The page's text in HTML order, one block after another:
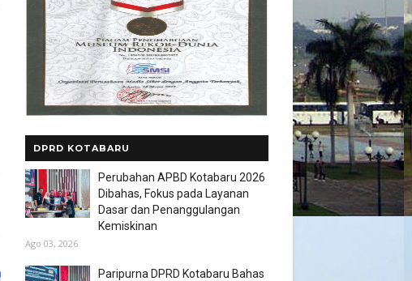
DPRD KOTABARU
Perubahan APBD Kotabaru 2026
Dibahas, Fokus pada Layanan
Dasar dan Penanggulangan
Kemiskinan
Ago 03, 2026
Paripurna DPRD Kotabaru Bahas